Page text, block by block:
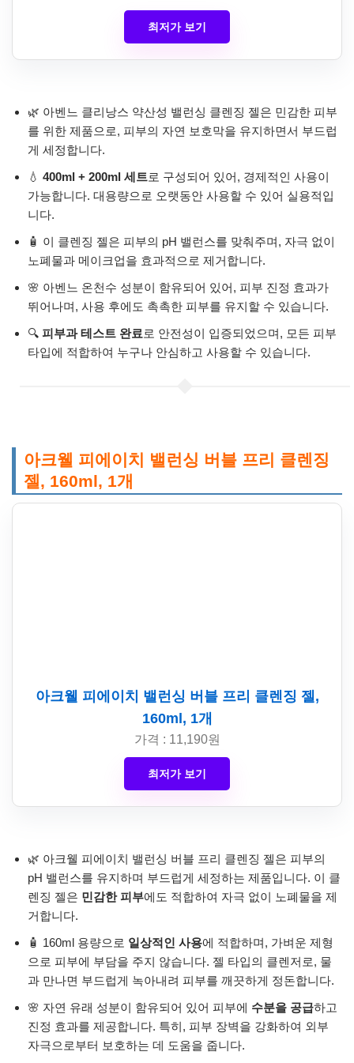
최저가 보기
🌿 아벤느 클리낭스 약산성 밸런싱 클렌징 젤은 민감한 피부
를 위한 제품으로, 피부의 자연 보호막을 유지하면서 부드럽
게 세정합니다.
💧 400ml + 200ml 세트로 구성되어 있어, 경제적인 사용이
가능합니다. 대용량으로 오랫동안 사용할 수 있어 실용적입
니다.
🧴 이 클렌징 젤은 피부의 pH 밸런스를 맞춰주며, 자극 없이
노폐물과 메이크업을 효과적으로 제거합니다.
🌸 아벤느 온천수 성분이 함유되어 있어, 피부 진정 효과가
뛰어나며, 사용 후에도 촉촉한 피부를 유지할 수 있습니다.
🔍 피부과 테스트 완료 로 안전성이 입증되었으며, 모든 피부
타입에 적합하여 누구나 안심하고 사용할 수 있습니다.
아크웰 피에이치 밸런싱 버블 프리 클렌징
젤, 160ml, 1개
아크웰 피에이치 밸런싱 버블 프리 클렌징 젤,
160ml, 1개
가격 : 11,190원
최저가 보기
🌿 아크웰 피에이치 밸런싱 버블 프리 클렌징 젤은 피부의
pH 밸런스를 유지하며 부드럽게 세정하는 제품입니다. 이 클
렌징 젤은 민감한 피부에도 적합하여 자극 없이 노폐물을 제
거합니다.
🧴 160ml 용량으로 일상적인 사용에 적합하며, 가벼운 제형
으로 피부에 부담을 주지 않습니다. 젤 타입의 클렌저로, 물
과 만나면 부드럽게 녹아내려 피부를 깨끗하게 정돈합니다.
🌸 자연 유래 성분이 함유되어 있어 피부에 수분을 공급하고
진정 효과를 제공합니다. 특히, 피부 장벽을 강화하여 외부
자극으로부터 보호하는 데 도움을 줍니다.